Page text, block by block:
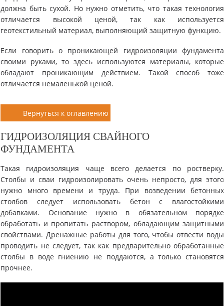
должна быть сухой. Но нужно отметить, что такая технология
отличается высокой ценой, так как используется
геотекстильный материал, выполняющий защитную функцию.
Если говорить о проникающей гидроизоляции фундамента
своими руками, то здесь используются материалы, которые
обладают проникающим действием. Такой способ тоже
отличается немаленькой ценой.
Вернуться к оглавлению
ГИДРОИЗОЛЯЦИЯ СВАЙНОГО
ФУНДАМЕНТА
Такая гидроизоляция чаще всего делается по ростверку.
Столбы и сваи гидроизолировать очень непросто, для этого
нужно много времени и труда. При возведении бетонных
столбов следует использовать бетон с влагостойкими
добавками. Основание нужно в обязательном порядке
обработать и пропитать раствором, обладающим защитными
свойствами. Дренажные работы для того, чтобы отвести воды
проводить не следует, так как предварительно обработанные
столбы в воде гниению не поддаются, а только становятся
прочнее.